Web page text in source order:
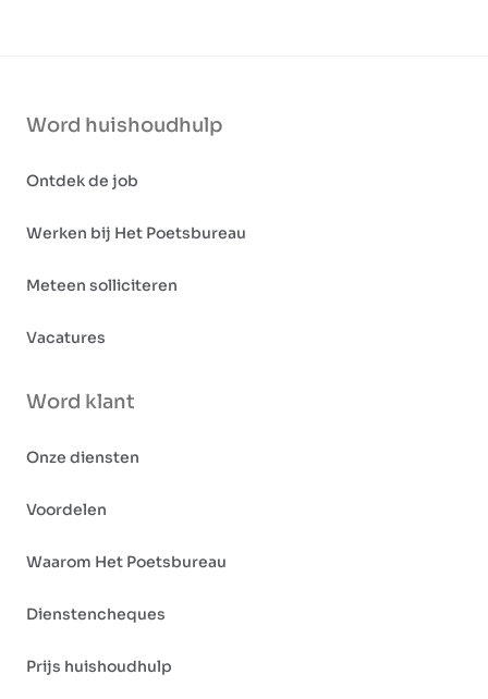
Word huishoudhulp
Ontdek de job
Werken bij Het Poetsbureau
Meteen solliciteren
Vacatures
Word klant
Onze diensten
Voordelen
Waarom Het Poetsbureau
Dienstencheques
Prijs huishoudhulp